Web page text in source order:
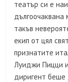
театър си е
такъв
екип от цял
признатите
Луиджи Пицци
диригент